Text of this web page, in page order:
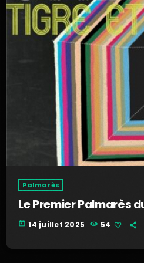
Palmarès
Le Premier Palmarès
juillet 2025
today 14 juillet 2025 54